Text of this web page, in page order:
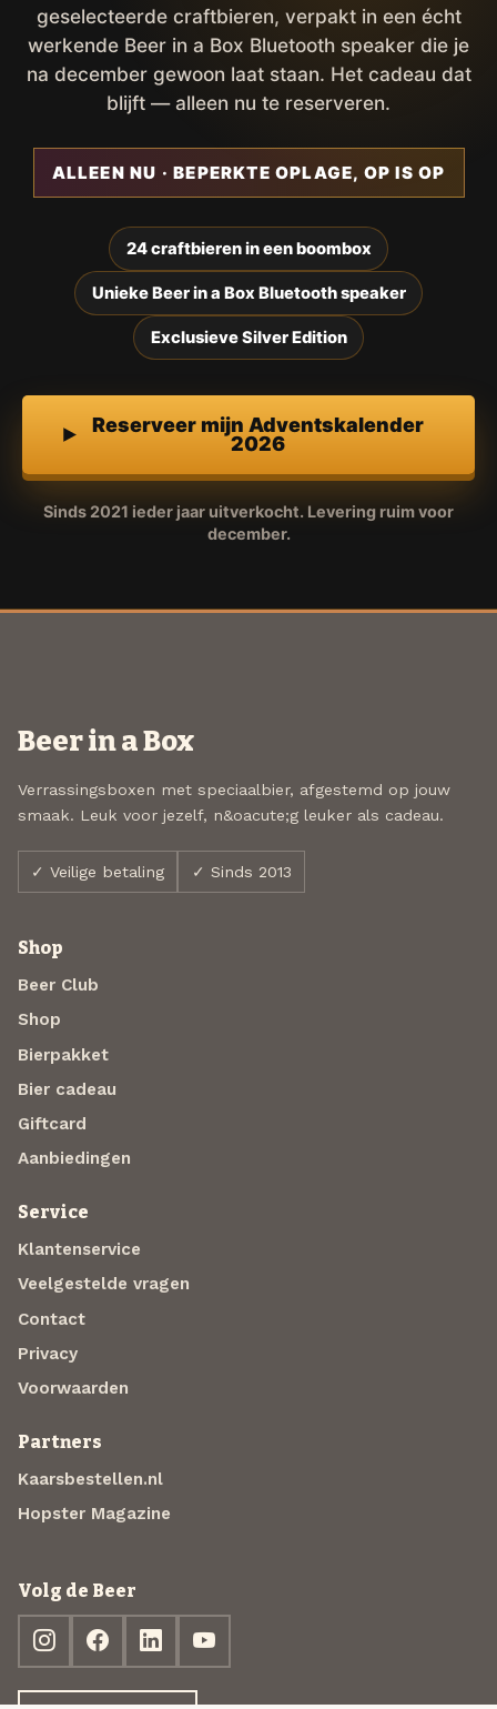
geselecteerde craftbieren, verpakt in een écht
werkende Beer in a Box Bluetooth speaker die je
na december gewoon laat staan. Het cadeau dat
blijft — alleen nu te reserveren.
ALLEEN NU · BEPERKTE OPLAGE, OP IS OP
24 craftbieren in een boombox
Unieke Beer in a Box Bluetooth speaker
Exclusieve Silver Edition
Reserveer mijn Adventskalender
2026
Sinds 2021 ieder jaar uitverkocht. Levering ruim voor
december.
Beer in a Box
Verrassingsboxen met speciaalbier, afgestemd op jouw
smaak. Leuk voor jezelf, n&oacute;g leuker als cadeau.
✓ Veilige betaling ✓ Sinds 2013
Shop
Beer Club
Shop
Bierpakket
Bier cadeau
Giftcard
Aanbiedingen
Service
Klantenservice
Veelgestelde vragen
Contact
Privacy
Voorwaarden
Partners
Kaarsbestellen.nl
Hopster Magazine
Volg de Beer